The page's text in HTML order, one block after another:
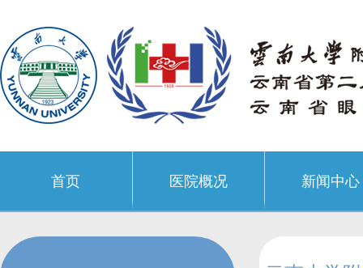
首页 医院概况 新闻中心